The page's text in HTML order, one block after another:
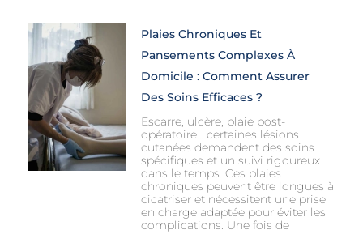
Plaies Chroniques Et
Pansements Complexes À
Domicile : Comment Assurer
Des Soins Efficaces ?
Escarre, ulcère, plaie post-
opératoire… certaines lésions
cutanées demandent des soins
spécifiques et un suivi rigoureux
dans le temps. Ces plaies
chroniques peuvent être longues à
cicatriser et nécessitent une prise
en charge adaptée pour éviter les
complications. Une fois de